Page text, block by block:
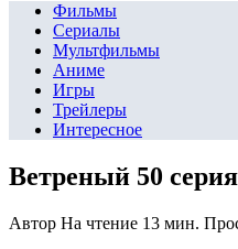
Фильмы
Сериалы
Мультфильмы
Аниме
Игры
Трейлеры
Интересное
Ветреный 50
Автор На чтение 13 мин.